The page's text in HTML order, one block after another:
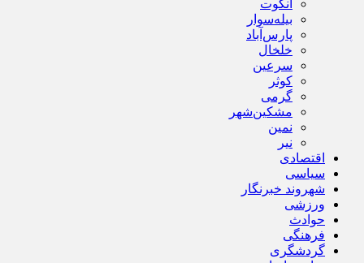
انگوت
بیله‌سوار
پارس‌آباد
خلخال
سرعین
کوثر
گرمی
مشکین‌شهر
نمین
نیر
اقتصادی
سیاسی
شهروند خبرنگار
ورزشی
حوادث
فرهنگی
گردشگری